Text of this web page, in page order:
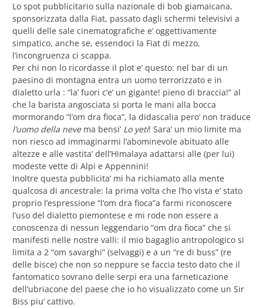
Lo spot pubblicitario sulla nazionale di bob giamaicana,
sponsorizzata dalla Fiat, passato dagli schermi televisivi a
quelli delle sale cinematografiche e’ oggettivamente
simpatico, anche se, essendoci la Fiat di mezzo,
l’incongruenza ci scappa.
Per chi non lo ricordasse il plot e’ questo: nel bar di un
paesino di montagna entra un uomo terrorizzato e in
dialetto urla : “la’ fuori c’e’ un gigante! pieno di braccia!” al
che la barista angosciata si porta le mani alla bocca
mormorando “l’om dra fioca”, la didascalia pero’ non traduce
l’uomo della nevema bensi’ Lo yeti! Sara’ un mio limite ma
non riesco ad immaginarmi l’abominevole abituato alle
altezze e alle vastita’ dell’Himalaya adattarsi alle (per lui)
modeste vette di Alpi e Appennini!
Inoltre questa pubblicita’ mi ha richiamato alla mente
qualcosa di ancestrale: la prima volta che l’ho vista e’ stato
proprio l’espressione “l’om dra fioca”a farmi riconoscere
l’uso del dialetto piemontese e mi rode non essere a
conoscenza di nessun leggendario “om dra fioca” che si
manifesti nelle nostre valli: il mio bagaglio antropologico si
limita a 2 “om savarghi” (selvaggi) e a un “re di buss” (re
delle bisce) che non so neppure se faccia testo dato che il
fantomatico sovrano delle serpi era una farneticazione
dell’ubriacone del paese che io ho visualizzato come un Sir
Biss piu’ cattivo.